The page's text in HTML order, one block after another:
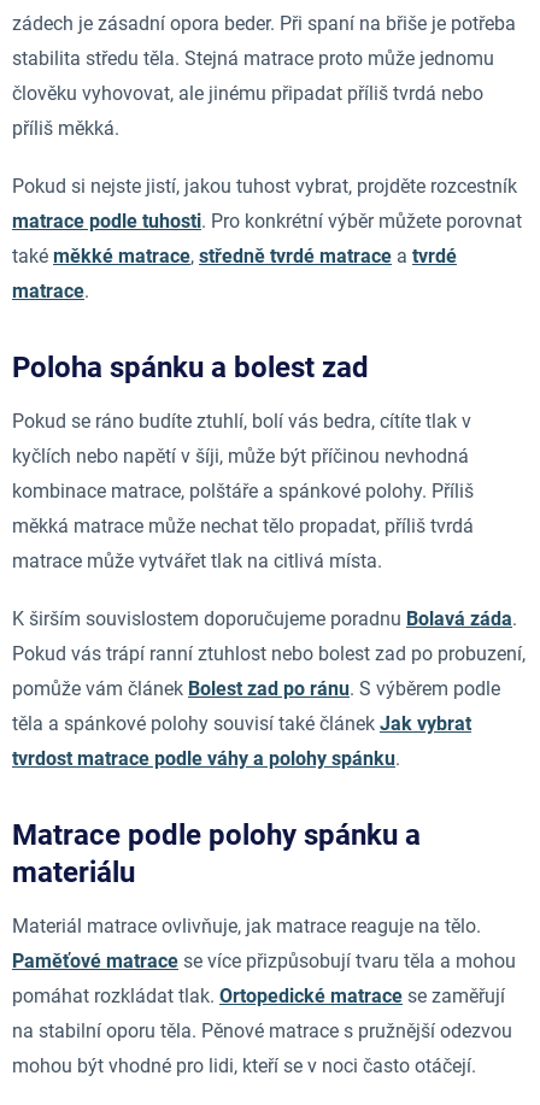
zádech je zásadní opora beder. Při spaní na břiše je potřeba
stabilita středu těla. Stejná matrace proto může jednomu
člověku vyhovovat, ale jinému připadat příliš tvrdá nebo
příliš měkká.
Pokud si nejste jistí, jakou tuhost vybrat, projděte rozcestník
matrace podle tuhosti. Pro konkrétní výběr můžete porovnat
také měkké matrace, středně tvrdé matrace a tvrdé
matrace.
Poloha spánku a bolest zad
Pokud se ráno budíte ztuhlí, bolí vás bedra, cítíte tlak v
kyčlích nebo napětí v šíji, může být příčinou nevhodná
kombinace matrace, polštáře a spánkové polohy. Příliš
měkká matrace může nechat tělo propadat, příliš tvrdá
matrace může vytvářet tlak na citlivá místa.
K širším souvislostem doporučujeme poradnu Bolavá záda.
Pokud vás trápí ranní ztuhlost nebo bolest zad po probuzení,
pomůže vám článek Bolest zad po ránu. S výběrem podle
těla a spánkové polohy souvisí také článek Jak vybrat
tvrdost matrace podle váhy a polohy spánku.
Matrace podle polohy spánku a
materiálu
Materiál matrace ovlivňuje, jak matrace reaguje na tělo.
Paměťové matrace se více přizpůsobují tvaru těla a mohou
pomáhat rozkládat tlak. Ortopedické matrace se zaměřují
na stabilní oporu těla. Pěnové matrace s pružnější odezvou
mohou být vhodné pro lidi, kteří se v noci často otáčejí.